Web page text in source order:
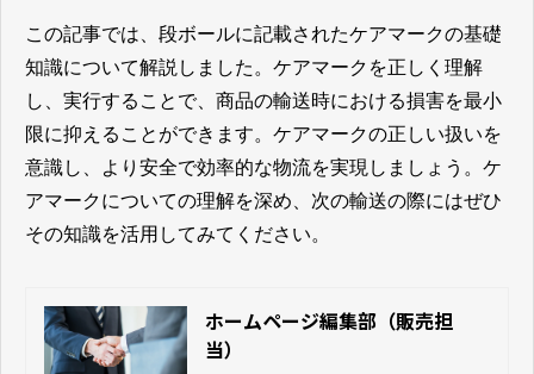
この記事では、段ボールに記載されたケアマークの基礎
知識について解説しました。ケアマークを正しく理解
し、実行することで、商品の輸送時における損害を最小
限に抑えることができます。ケアマークの正しい扱いを
意識し、より安全で効率的な物流を実現しましょう。ケ
アマークについての理解を深め、次の輸送の際にはぜひ
その知識を活用してみてください。
ホームページ編集部（販売担
当）